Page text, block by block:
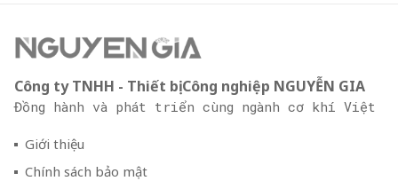
Công ty TNHH - Thiết bị Công nghiệp NGUYỄN GIA
Đồng hành và phát triển cùng ngành cơ khí Việt
Giới thiệu
Chính sách bảo mật